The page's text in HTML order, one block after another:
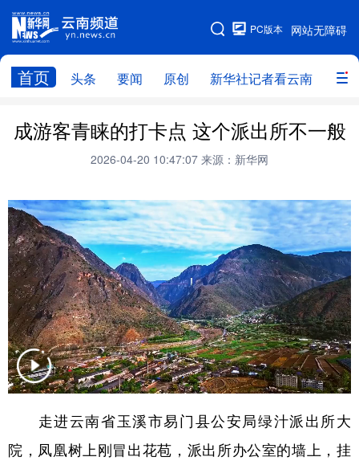
网站无障碍
PC版本
首页 头条 要闻 原创 新华社记者看云南 政务
网站地图
头条 云南要闻 本网原创
新华社记者看云南 政务
教育
州市
社会
图片
经济 服务 云南故事
云南青年说 趣看文物
成游客青睐的打卡点 这个派出所不一般
2026-04-20 10:47:07 来源：新华网
走进云南省玉溪市易门县公安局绿汁派出所大
院，凤凰树上刚冒出花苞，派出所办公室的墙上，挂